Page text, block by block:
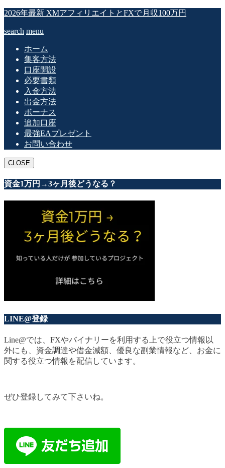
2026年最新 XMアフィリエイトとFXで月収100万円
search menu
ホーム
集客方法
口座開設
必要書類
入金方法
出金方法
ボーナス
追加口座
最強EAプレゼント
お問い合わせ
CLOSE
資金1万円→3ヶ月後どうなる？
LINE@登録
Line@では、FXやバイナリーを利用する上で役立つ情報以
外にも、資金調達や借金減額、優良な副業情報など、お金に
関する役立つ情報を配信しています。
ぜひ登録してみて下さいね。